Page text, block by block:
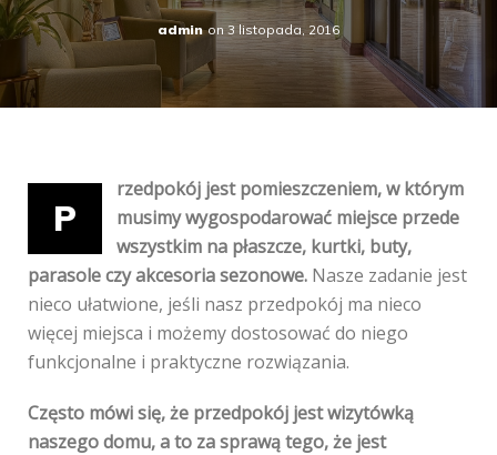
admin on 3 listopada, 2016
P
rzedpokój jest pomieszczeniem, w którym
musimy wygospodarować miejsce przede
wszystkim na płaszcze, kurtki, buty,
parasole czy akcesoria sezonowe. Nasze zadanie jest
nieco ułatwione, jeśli nasz przedpokój ma nieco
więcej miejsca i możemy dostosować do niego
funkcjonalne i praktyczne rozwiązania.
Często mówi się, że przedpokój jest wizytówką
naszego domu, a to za sprawą tego, że jest